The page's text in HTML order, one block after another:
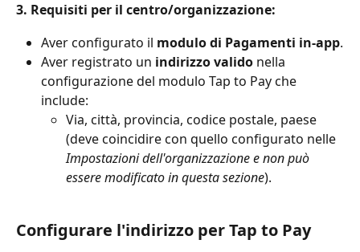
3. Requisiti per il centro/organizzazione:
Aver configurato il modulo di Pagamenti in-app.
Aver registrato un indirizzo valido nella
configurazione del modulo Tap to Pay che
include:
Via, città, provincia, codice postale, paese
(deve coincidire con quello configurato nelle
Impostazioni dell'organizzazione e non può
essere modificato in questa sezione).
Configurare l'indirizzo per Tap to Pay